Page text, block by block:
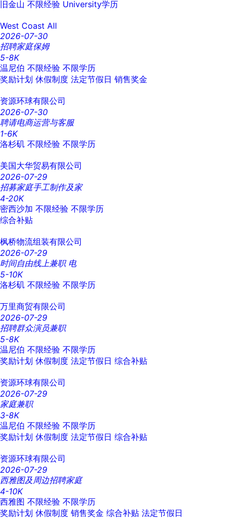
旧金山 不限经验 University学历
West Coast All
2026-07-30
招聘家庭保姆
5-8K
温尼伯 不限经验 不限学历
奖励计划 休假制度 法定节假日 销售奖金
资源环球有限公司
2026-07-30
聘请电商运营与客服
1-6K
洛杉矶 不限经验 不限学历
美国大华贸易有限公司
2026-07-29
招募家庭手工制作及家
4-20K
密西沙加 不限经验 不限学历
综合补贴
枫桥物流组装有限公司
2026-07-29
时间自由线上兼职 电
5-10K
洛杉矶 不限经验 不限学历
万里商贸有限公司
2026-07-29
招聘群众演员兼职
5-8K
温尼伯 不限经验 不限学历
奖励计划 休假制度 法定节假日 综合补贴
资源环球有限公司
2026-07-29
家庭兼职
3-8K
温尼伯 不限经验 不限学历
奖励计划 休假制度 法定节假日 综合补贴
资源环球有限公司
2026-07-29
西雅图及周边招聘家庭
4-10K
西雅图 不限经验 不限学历
奖励计划 休假制度 销售奖金 综合补贴 法定节假日